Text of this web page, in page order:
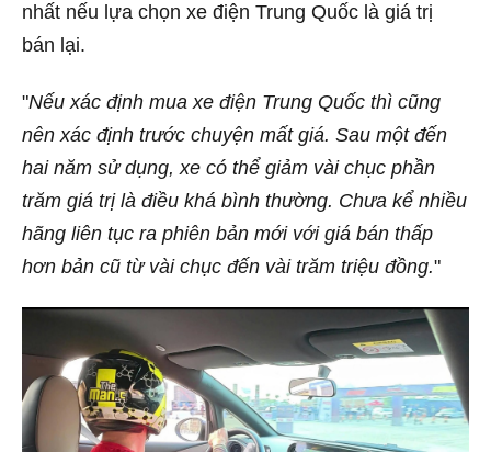
nhất nếu lựa chọn xe điện Trung Quốc là giá trị
bán lại.
"Nếu xác định mua xe điện Trung Quốc thì cũng
nên xác định trước chuyện mất giá. Sau một đến
hai năm sử dụng, xe có thể giảm vài chục phần
trăm giá trị là điều khá bình thường. Chưa kể nhiều
hãng liên tục ra phiên bản mới với giá bán thấp
hơn bản cũ từ vài chục đến vài trăm triệu đồng."